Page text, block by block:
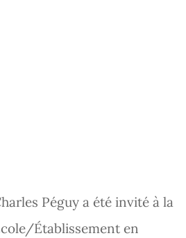
Péguy a été invité à la
Établissement en